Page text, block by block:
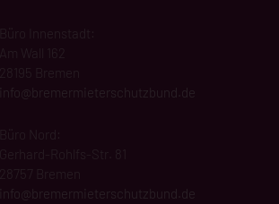
Am Wall 162
28195 Bremen
info@ bremermieterschutzbund .de
Büro Nord:
Gerhard-Rohlfs-Str. 81
28757 Bremen
info@bremermieterschutzbund.de